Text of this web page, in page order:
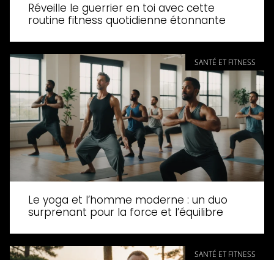
Réveille le guerrier en toi avec cette
routine fitness quotidienne étonnante
SANTÉ ET FITNESS
Le yoga et l’homme moderne : un duo
surprenant pour la force et l’équilibre
SANTÉ ET FITNESS